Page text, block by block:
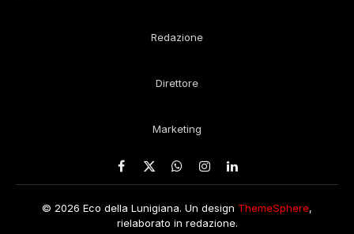
Redazione
Direttore
Marketing
Facebook
X
WhatsApp
Instagram
LinkedIn
© 2026 Eco della Lunigiana. Un design ThemeSphere,
rielaborato in redazione.